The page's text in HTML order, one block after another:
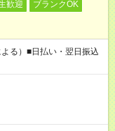
歓迎
ブランクOK
る）■日払い・翌日振込